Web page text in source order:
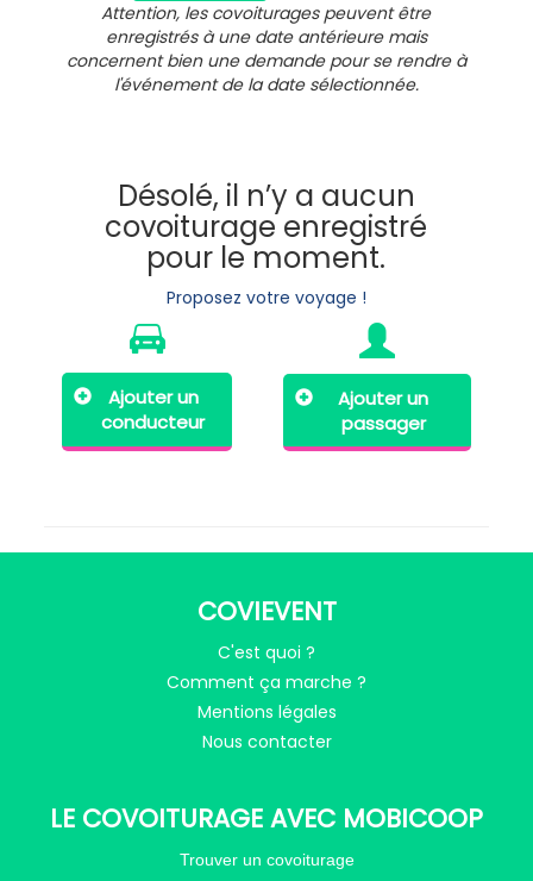
Attention, les covoiturages peuvent être
enregistrés à une date antérieure mais
concernent bien une demande pour se rendre à
l'événement de la date sélectionnée.
Désolé, il n’y a aucun
covoiturage enregistré
pour le moment.
Proposez votre voyage !
Ajouter un
conducteur
Ajouter un
passager
COVIEVENT
C'est quoi ?
Comment ça marche ?
Mentions légales
Nous contacter
LE COVOITURAGE AVEC MOBICOOP
Trouver un covoiturage